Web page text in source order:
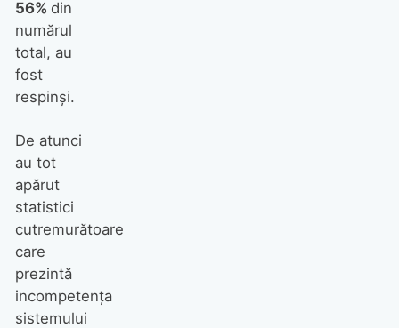
56% din
numărul
total, au
fost
respinşi.
De atunci
au tot
apărut
statistici
cutremurătoare
care
prezintă
incompetenţa
sistemului